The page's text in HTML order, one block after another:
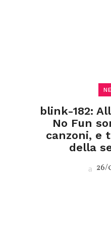
blink-182:
No Fun
canzoni, e
della
26/